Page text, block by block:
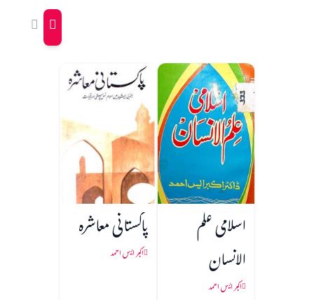
اسلامی علم
الانسان
اکبر ایس احمد
پاکستانی معاشرہ
اکبر ایس احمد